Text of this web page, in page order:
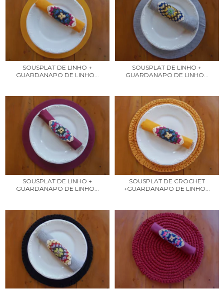
SOUSPLAT DE LINHO +
GUARDANAPO DE LINHO...
SOUSPLAT DE LINHO +
GUARDANAPO DE LINHO...
SOUSPLAT DE LINHO +
GUARDANAPO DE LINHO...
SOUSPLAT DE CROCHET
+GUARDANAPO DE LINHO...